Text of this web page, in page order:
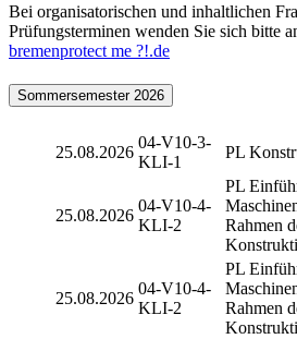
Bei organisatorischen und inhaltlichen
Prüfungsterminen wenden Sie sich bitte
bremenprotect me ?!.de
Sommersemester 2026
25.08.2026
04-V10-3-
KLI-1
PL
25.08.2026
04-V10-4-
KLI-2
PL
Rahmen
25.08.2026
04-V10-4-
KLI-2
PL
Rahmen